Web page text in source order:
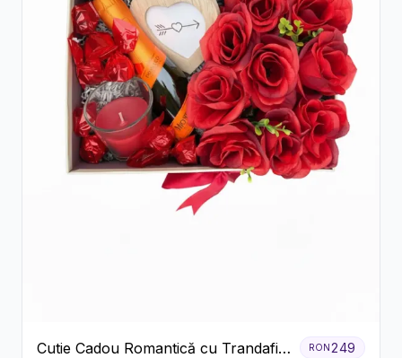
Cutie Cadou Romantică cu Trandafiri
RON 249